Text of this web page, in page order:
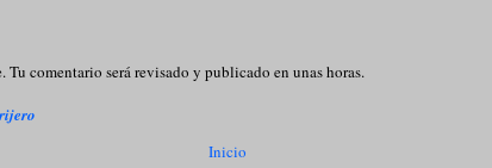
Tu comentario será revisado y publicado en unas horas.
Inicio